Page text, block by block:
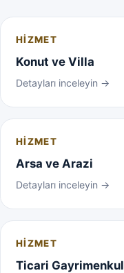
HIZMET
Konut ve Villa
Detayları inceleyin →
HIZMET
Arsa ve Arazi
Detayları inceleyin →
HIZMET
Ticari Gayrimenkul